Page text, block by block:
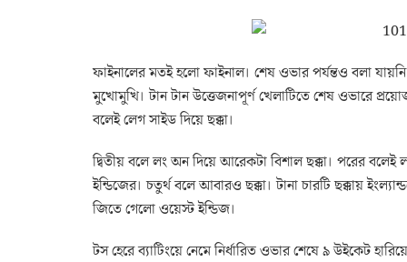
ফাইনালের মতই হলো ফাইনাল। শেষ ওভার পর্যন্তও বলা
মুখোমুখি। টান টান উত্তেজনাপূর্ণ খেলাটিতে শেষ ওভারে
বলেই লেগ সাইড দিয়ে ছক্কা।
দ্বিতীয় বলে লং অন দিয়ে আরেকটা বিশাল ছক্কা। পরের
ইন্ডিজের। চতুর্থ বলে আবারও ছক্কা। টানা চারটি ছক্কায়
জিতে গেলো ওয়েস্ট ইন্ডিজ।
টস হেরে ব্যাটিংয়ে নেমে নির্ধারিত ওভার শেষে ৯ উইকেট